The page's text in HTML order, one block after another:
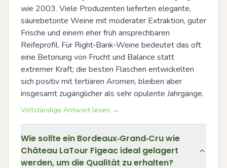
wie 2003. Viele Produzenten lieferten elegante,
säurebetonte Weine mit moderater Extraktion, guter
Frische und einem eher früh ansprechbaren
Reifeprofil. Für Right‑Bank‑Weine bedeutet das oft
eine Betonung von Frucht und Balance statt
extremer Kraft; die besten Flaschen entwickelten
sich positiv mit tertiären Aromen, bleiben aber
insgesamt zugänglicher als sehr opulente Jahrgänge.
Vollständige Antwort lesen →
Wie sollte ein Bordeaux‑Grand‑Cru wie
Château LaTour Figeac ideal gelagert
werden, um die Qualität zu erhalten?